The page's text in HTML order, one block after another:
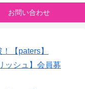
お問い合わせ
【paters】
ッシュ】会員募